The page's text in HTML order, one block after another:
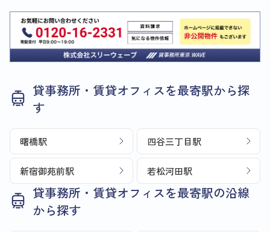
貸事務所・賃貸オフィスを最寄駅から探
す
曙橋駅 四谷三丁目駅
新宿御苑前駅 若松河田駅
貸事務所・賃貸オフィスを最寄駅の沿線
から探す